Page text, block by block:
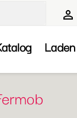

Laden